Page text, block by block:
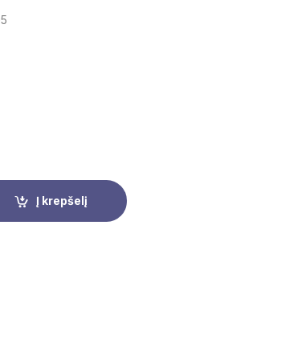
Į krepšelį